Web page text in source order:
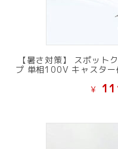
【暑さ対策】 スポット
プ 単相100V キャスタ
¥